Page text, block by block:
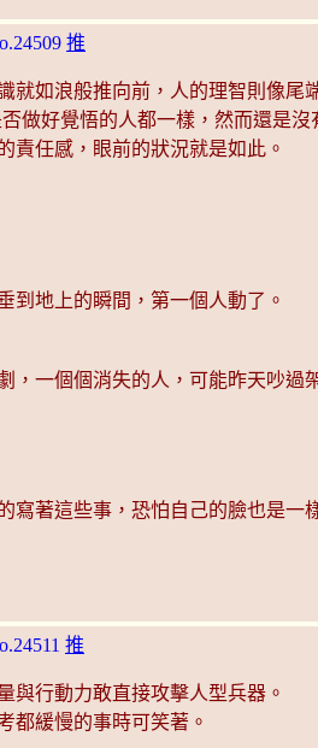
推
如浪般推向前，人的理智則像尾
做好覺悟的人都一樣，然而還是沒
責任感，眼前的狀況就是如此。
到地上的瞬間，第一個人動了。
一個個消失的人，可能昨天吵過
著這些事，恐怕自己的臉也是
推
與行動力敢直接攻擊人型兵器。
都緩慢的事時可笑著。